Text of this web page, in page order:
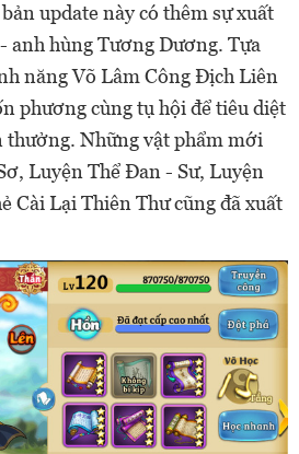
update này có thêm sự xuất
anh hùng Tương Dương. Tựa
năng Võ Lâm Công Địch Liên
phương cùng tụ hội để tiêu diệt
thưởng. Những vật phẩm mới
Luyện Thể Đan - Sư, Luyện
Cài Lại Thiên Thư cũng đã xuất